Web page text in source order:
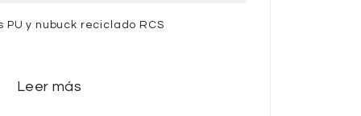
y nubuck reciclado RCS
Leer más